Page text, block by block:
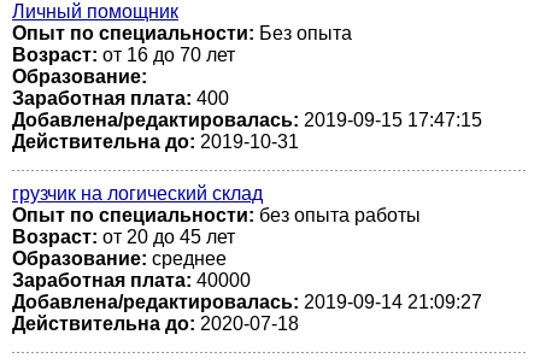
Личный помощник
Опыт по специальности: Без опыта
Возраст: от 16 до 70 лет
Образование:
Заработная плата: 400
Добавлена/редактировалась: 2019-09-15 17:47:15
Действительна до: 2019-10-31
грузчик на логический склад
Опыт по специальности: без опыта работы
Возраст: от 20 до 45 лет
Образование: среднее
Заработная плата: 40000
Добавлена/редактировалась: 2019-09-14 21:09:27
Действительна до: 2020-07-18